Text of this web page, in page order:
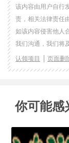
该内容由用户自行
责，相关法律责任
如该内容侵害他人
我们沟通，我们将
认领项目 页面删
你可能感